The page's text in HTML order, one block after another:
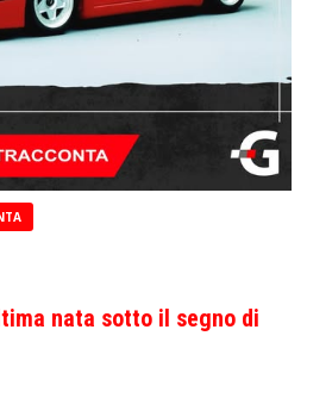
nata sotto il segno di